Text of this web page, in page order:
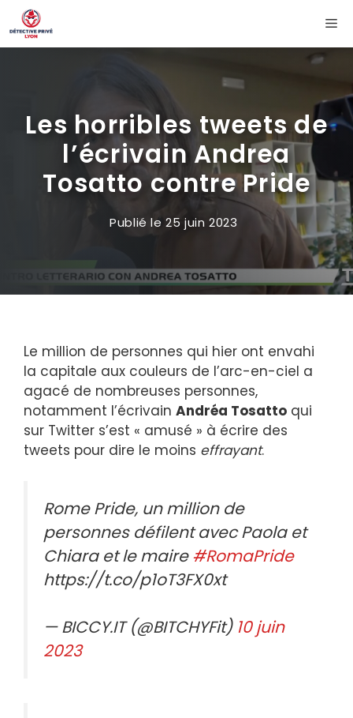
Aller
au
contenu
Les horribles tweets de
l’écrivain Andrea
Tosatto contre Pride
Publié le25 juin 2023
Le million de personnes qui hier ont envahi
la capitale aux couleurs de l’arc-en-ciel a
agacé de nombreuses personnes,
notamment l’écrivain Andréa Tosatto qui
sur Twitter s’est « amusé » à écrire des
tweets pour dire le moins effrayant.
Rome Pride, un million de
personnes défilent avec Paola et
Chiara et le maire#RomaPride
https://t.co/p1oT3FX0xt
— BICCY.IT (@BITCHYFit) 10 juin
2023